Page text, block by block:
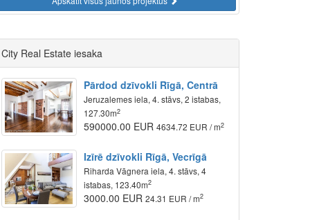
City Real Estate iesaka
Pārdod dzīvokli Rīgā, Centrā
Jeruzalemes iela, 4. stāvs, 2 istabas,
127.30m2
590000.00 EUR4634.72 EUR / m2
Izīrē dzīvokli Rīgā, Vecrīgā
Riharda Vāgnera iela, 4. stāvs, 4
istabas, 123.40m2
3000.00 EUR24.31 EUR / m2